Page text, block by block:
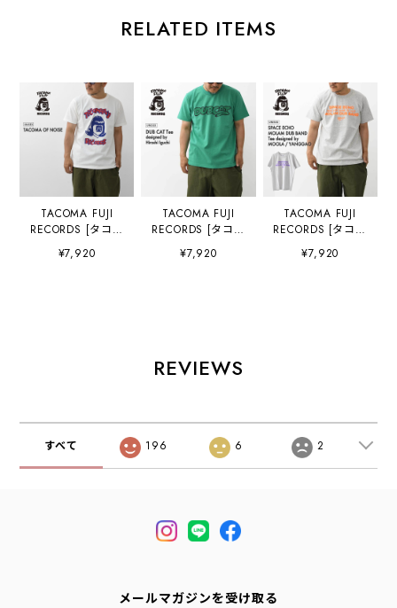
RELATED ITEMS
TACOMA FUJI
RECORDS [タコマ
フジレコード]
TACOMA OF
¥7,920
TACOMA FUJI
RECORDS [タコマ
フジレコード]
DUB CAT Tee
クティー・ロゴ・
コラボ・MEN'S /
¥7,920
TACOMA FUJI
RECORDS [タコマ
フジレコード]
SPACE ECHO
ティー・ロゴ・コ
ラボ・MEN'S /
LADY'S [2026SS]
(TACOMA FUJI
¥7,920
REVIEWS
すべて 196 6 2
メールマガジンを受け取る